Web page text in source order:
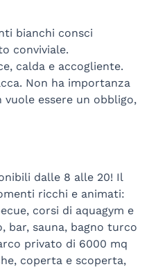
bianchi consci
conviviale.
calda e accogliente.
Non ha importanza
essere un obbligo,
dalle 8 alle 20! Il
ricchi e animati:
corsi di aquagym e
bar, sauna, bagno turco
privato di 6000 mq
coperta e scoperta,